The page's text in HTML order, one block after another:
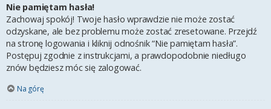
Nie pamiętam hasła!
Zachowaj spokój! Twoje hasło wprawdzie nie może zostać
odzyskane, ale bez problemu może zostać zresetowane. Przejdź
na stronę logowania i kliknij odnośnik “Nie pamiętam hasła”.
Postępuj zgodnie z instrukcjami, a prawdopodobnie niedługo
znów będziesz móc się zalogować.
Na górę